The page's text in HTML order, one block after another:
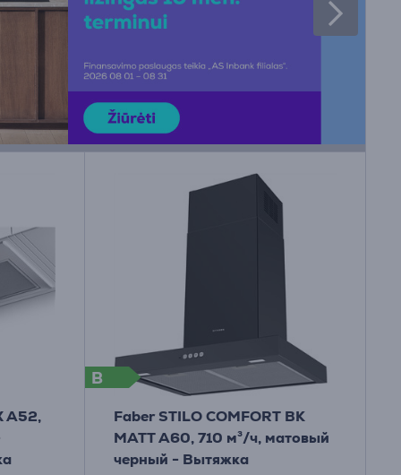
A52,
B
Faber STILO COMFORT BK
MATT A60, 710 м³/ч, матовый
черный - Вытяжка